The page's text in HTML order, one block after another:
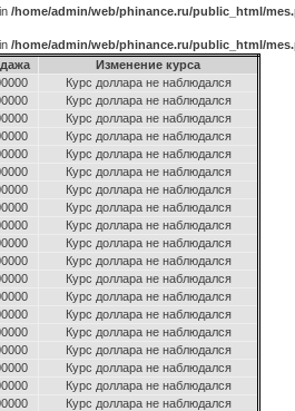
/home/admin/web/phinance.ru/public_html/
/home/admin/web/phinance.ru/public_html/
Изменение курса
Курс доллара не наблюдался
Курс доллара не наблюдался
Курс доллара не наблюдался
Курс доллара не наблюдался
Курс доллара не наблюдался
Курс доллара не наблюдался
Курс доллара не наблюдался
Курс доллара не наблюдался
Курс доллара не наблюдался
Курс доллара не наблюдался
Курс доллара не наблюдался
Курс доллара не наблюдался
Курс доллара не наблюдался
Курс доллара не наблюдался
Курс доллара не наблюдался
Курс доллара не наблюдался
Курс доллара не наблюдался
Курс доллара не наблюдался
Курс доллара не наблюдался